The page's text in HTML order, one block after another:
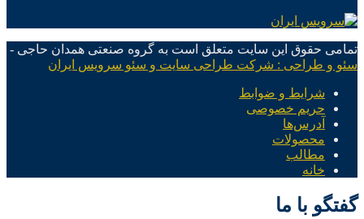
تمامی حقوق این سایت متعلق است به گروه صنعتی همدان حاجی -
سئو و طراحی : شرکت طراحی سایت و سئو سرویس ایران
شرایط و ضوابط
حریم خصوصی
آدرس‌ها
محصولات
مطالب
خانه
گفتگو با ما